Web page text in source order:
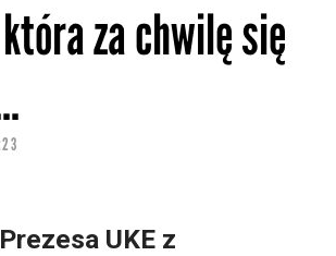
za chwilę się
UKE z